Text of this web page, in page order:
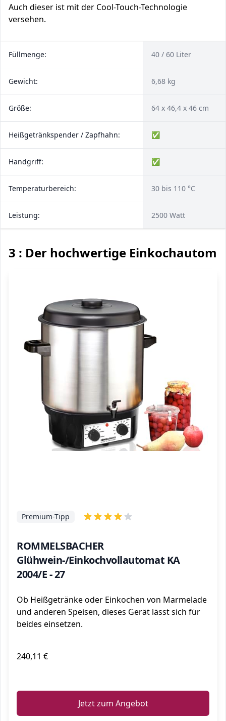
Auch dieser ist mit der Cool-Touch-Technologie
versehen.
Füllmenge: 40 / 60 Liter
Gewicht: 6,68 kg
Größe: 64 x 46,4 x 46 cm
Heißgetränkspender / Zapfhahn: ✅
Handgriff: ✅
Temperaturbereich: 30 bis 110 °C
Leistung: 2500 Watt
3 : Der hochwertige
ROMMELSBACHER
Glühwein-/Einkochvollautomat KA
2004/E - 27
Premium-Tipp
Ob Heißgetränke oder Einkochen von Marmelade
und anderen Speisen, dieses Gerät lässt sich für
beides einsetzen.
240,11 €
Jetzt zum Angebot